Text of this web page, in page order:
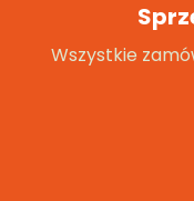
Wszystkie